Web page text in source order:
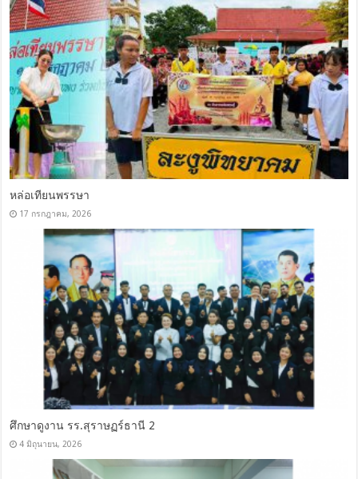
หล่อเทียนพรรษา
17 กรกฎาคม, 2026
ศึกษาดูงาน รร.สุราษฏร์ธานี 2
4 มิถุนายน, 2026